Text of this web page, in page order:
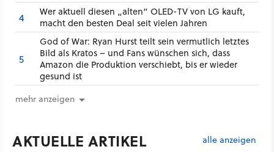
4
Wer aktuell diesen „alten“ OLED-TV von LG kauft,
macht den besten Deal seit vielen Jahren
5
God of War: Ryan Hurst teilt sein vermutlich letztes
Bild als Kratos – und Fans wünschen sich, dass
Amazon die Produktion verschiebt, bis er wieder
gesund ist
mehr anzeigen
AKTUELLE ARTIKEL alle anzeigen